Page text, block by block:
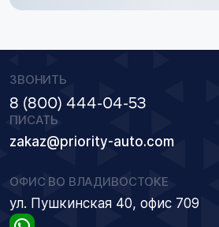
ЗВОНИТЬ
8 (800) 444-04-53
ПИСАТЬ
zakaz@priority-auto.com
ОФИС ВО ВЛАДИВОСТОКЕ
ул. Пушкинская 40, офис 709